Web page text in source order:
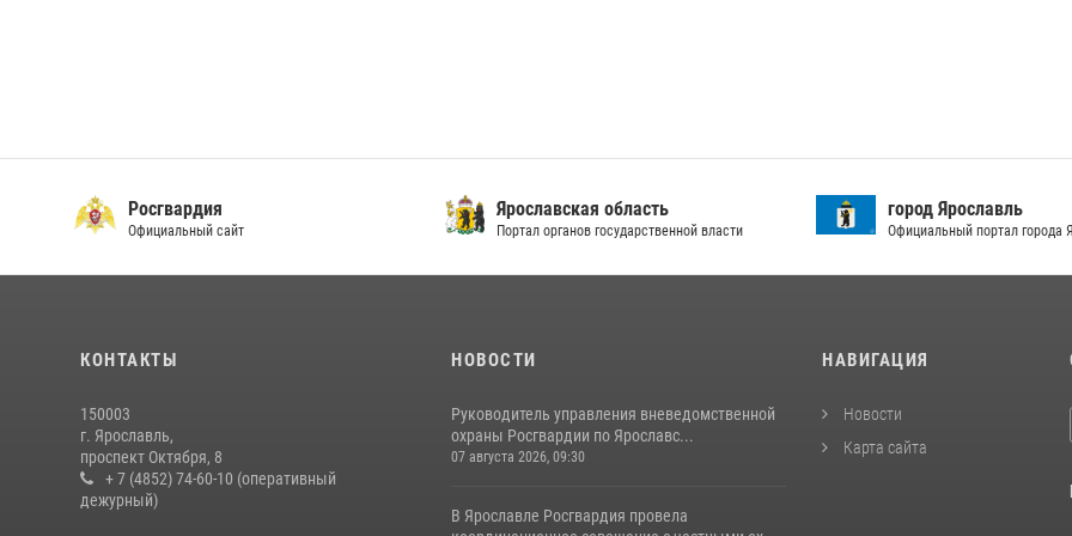
Росгвардия
Официальный сайт
Ярославская область
Портал органов государственной власти
город Ярославль
Официальный портал города
КОНТАКТЫ
150003
г. Ярославль,
проспект Октября, 8
+ 7 (4852) 74-60-10 (оперативный
дежурный)
НОВОСТИ
Руководитель управления вневедомственной
охраны Росгвардии по Ярославс...
07 августа 2026, 09:30
В Ярославле Росгвардия провела
НАВИГАЦИЯ
Новости
Карта сайта